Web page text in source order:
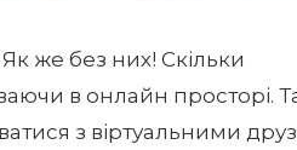
же без них! Скільки
в онлайн просторі.
з віртуальними